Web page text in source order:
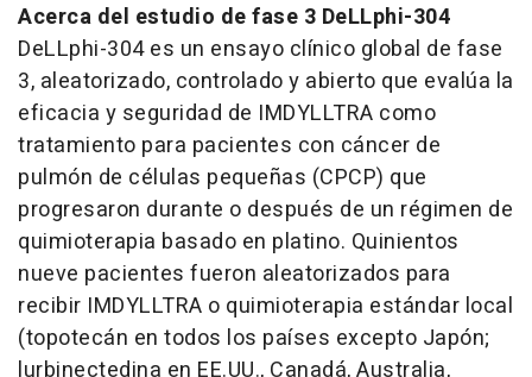
Acerca del estudio de fase 3 DeLLphi-304
DeLLphi-304 es un ensayo clínico global de fase
3, aleatorizado, controlado y abierto que evalúa la
eficacia y seguridad de IMDYLLTRA como
tratamiento para pacientes con cáncer de
pulmón de células pequeñas (CPCP) que
progresaron durante o después de un régimen de
quimioterapia basado en platino. Quinientos
nueve pacientes fueron aleatorizados para
recibir IMDYLLTRA o quimioterapia estándar local
(topotecán en todos los países excepto Japón;
lurbinectedina en EE.UU., Canadá, Australia,